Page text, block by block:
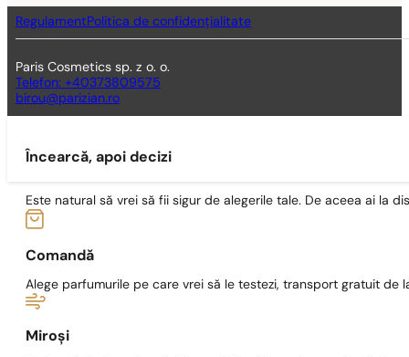
RegulamentPolitica de confidențialitate
Paris Cosmetics sp. z o. o.
Telefon: +40373809575
birou@parizian.ro
Încearcă, apoi decizi
Este natural să vrei să fii sigur de alegerile tale. De aceea ai la
Comandă
Alege parfumurile pe care vrei să le testezi, transport gratuit de
Miroși